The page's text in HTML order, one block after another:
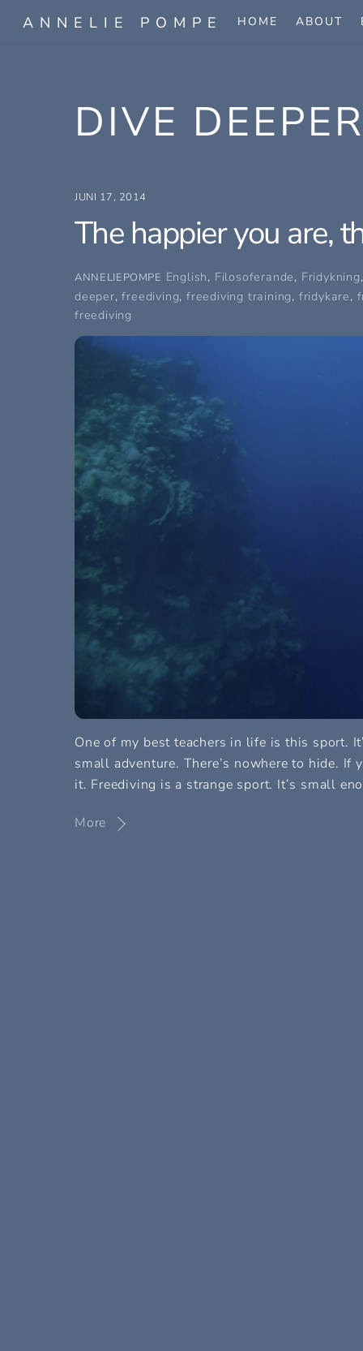
ANNELIE POMPE HOME ABOUT
DIVE
JUNI 17, 2014
The happier you are,
ANNELIEPOMPE English, Filosoferande, Fridykning
deeper,freediving,freediving training, fridykare,
freediving
One of my best teachers in life is this sport.
small adventure. There’s nowhere to hide.
it. Freediving is a strange sport. It’s small
More